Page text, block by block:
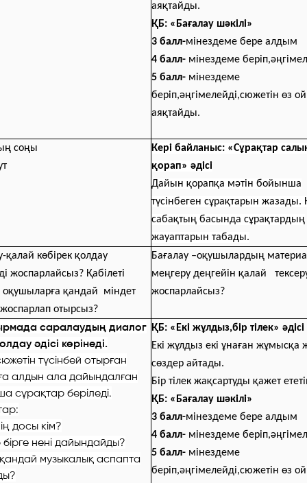
аяқтайды.
ҚБ: «Бағалау шәкілі»
3 балл-мінездеме бере алдым
4 балл- мінездеме
5 балл- мінездеме
беріп,әңгімелейді,сюжетін өз
аяқтайды.
соңы
Кері байланыс: «Сұрақтар
қорап» әдісі
Дайын қорапқа мәтін бойынша
түсінбеген сұрақтарын жазады.
сабақтың басында сұрақтардың
жауаптарын табады.
қалай көбірек қолдау
жоспарлайсыз? Қабілеті
қандай міндет
отырсыз?
Бағалау –оқушылардың
меңгеру деңгейін қалай
жоспарлайсыз?
саралаудың диалог
әдісі көрінеді.
түсінбей отырған
алдын ала дайындалған
сұрақтар беріледі.
досы кім?
нені дайындайды?
музыкалық аспапта
ҚБ: «Екі жұлдыз,бір тілек» әдісі
Екі жұлдыз екі ұнаған жұмысқа
сөздер айтады.
Бір тілек жақсартуды қажет
ҚБ: «Бағалау шәкілі»
3 балл-мінездеме бере алдым
4 балл- мінездеме
5 балл- мінездеме
беріп,әңгімелейді,сюжетін өз